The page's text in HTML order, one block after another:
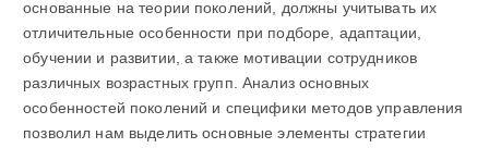
основанные на теории поколений, должны учитывать их
отличительные особенности при подборе, адаптации,
обучении и развитии, а также мотивации сотрудников
различных возрастных групп. Анализ основных
особенностей поколений и специфики методов управления
позволил нам выделить основные элементы стратегии